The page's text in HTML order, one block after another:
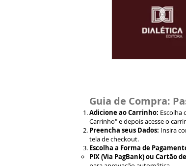
Guia de Compra:
Adicione ao Carrinho: Escolha
Carrinho" e depois acesse o
Preencha seus Dados: Insira
tela de checkout.
Escolha a Forma de
PIX (Via PagBank) ou Cartão